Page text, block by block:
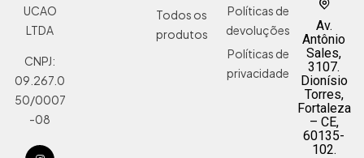
UCAO
LTDA
CNPJ:
09.267.0
50/0007
-08
Todos os
produtos
Políticas de
devoluções
Políticas de
privacidade
Av.
Antônio
Sales,
3107.
Dionísio
Torres,
Fortaleza
– CE,
60135-
102.